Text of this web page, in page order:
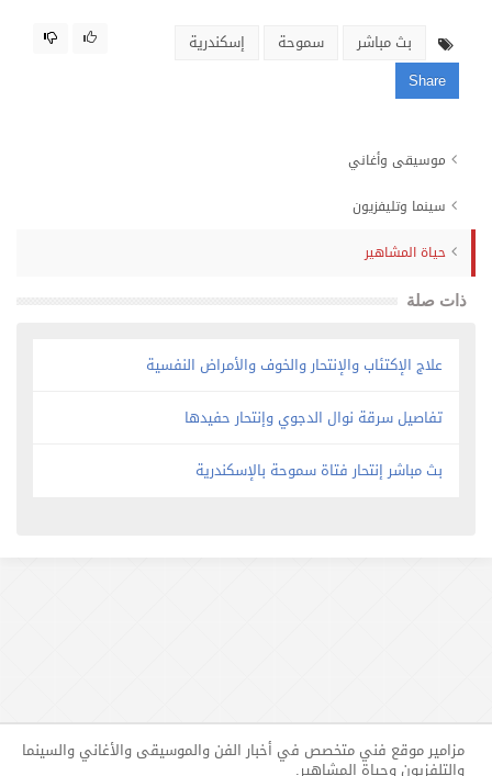
بث مباشر سموحة
إسكندرية
Share
موسيقى وأغاني
سينما وتليفزيون
حياة المشاهير
ذات صلة
علاج الإكتئاب والإنتحار والخوف والأمراض النفسية
تفاصيل سرقة نوال الدجوي وإنتحار حفيدها
بث مباشر إنتحار فتاة سموحة بالإسكندرية
مزامير موقع فني متخصص في أخبار الفن والموسيقى والأغاني والسينما
والتلفزيون وحياة المشاهير.